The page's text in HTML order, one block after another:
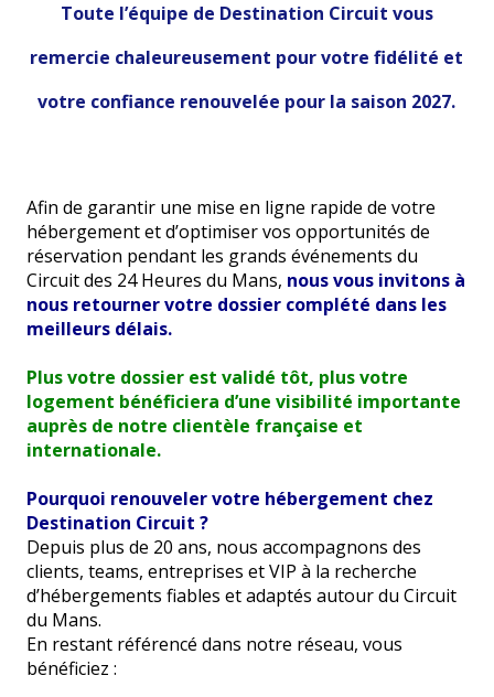
Toute l’équipe de Destination Circuit vous
remercie chaleureusement pour votre fidélité et
votre confiance renouvelée pour la saison 2027.
Afin de garantir une mise en ligne rapide de votre
hébergement et d’optimiser vos opportunités de
réservation pendant les grands événements du
Circuit des 24 Heures du Mans, nous vous invitons à
nous retourner votre dossier complété dans les
meilleurs délais.
Plus votre dossier est validé tôt, plus votre
logement bénéficiera d’une visibilité importante
auprès de notre clientèle française et
internationale.
Pourquoi renouveler votre hébergement chez
Destination Circuit ?
Depuis plus de 20 ans, nous accompagnons des
clients, teams, entreprises et VIP à la recherche
d’hébergements fiables et adaptés autour du Circuit
du Mans.
En restant référencé dans notre réseau, vous
bénéficiez :